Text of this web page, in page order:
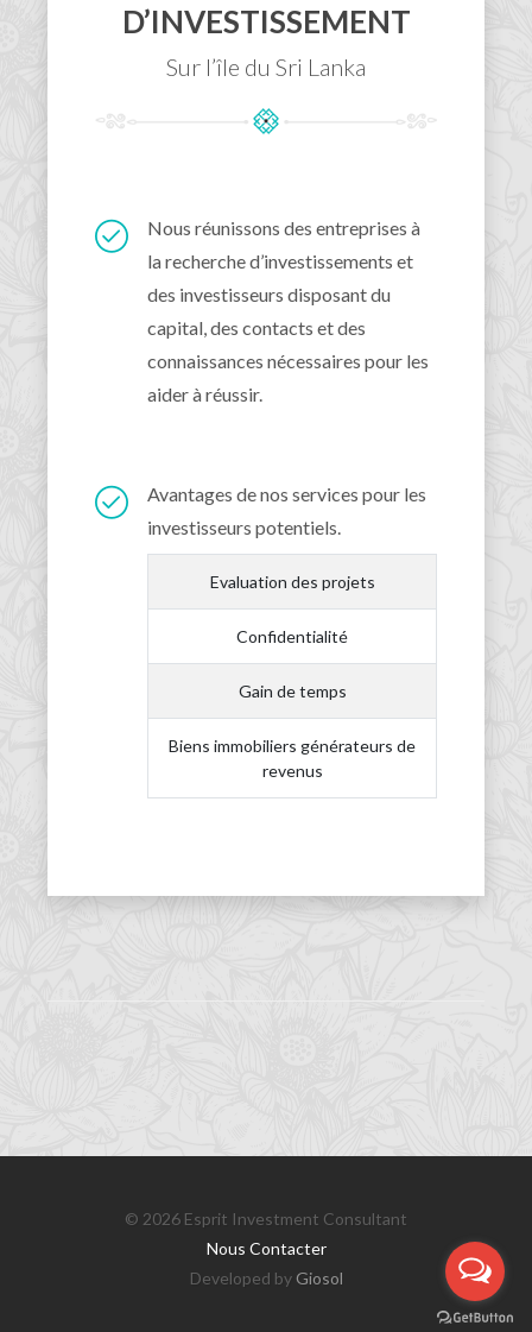
D’INVESTISSEMENT
Sur l’île du Sri Lanka
Nous réunissons des entreprises à
la recherche d’investissements et
des investisseurs disposant du
capital, des contacts et des
connaissances nécessaires pour les
aider à réussir.
Avantages de nos services pour les
investisseurs potentiels.
Evaluation des projets
Confidentialité
Gain de temps
Biens immobiliers générateurs de
revenus
© 2026 Esprit Investment Consultant
Nous Contacter
Developed by Giosol